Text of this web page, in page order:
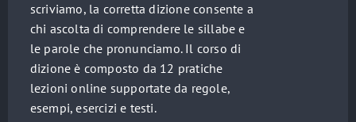
scriviamo, la corretta dizione consente a
chi ascolta di comprendere le sillabe e
le parole che pronunciamo. Il corso di
dizione è composto da 12 pratiche
lezioni online supportate da regole,
esempi, esercizi e testi.